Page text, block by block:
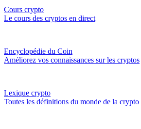
Cours crypto
Le cours des cryptos en direct
Encyclopédie du Coin
Améliorez vos connaissances sur les cryptos
Lexique crypto
Toutes les définitions du monde de la crypto